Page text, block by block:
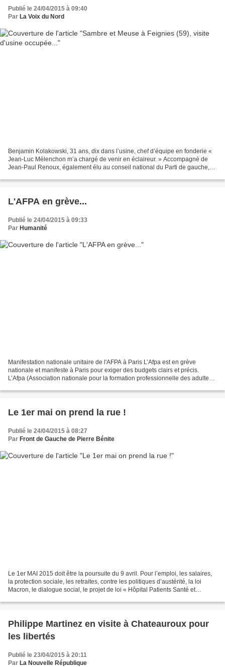
Publié le 24/04/2015 à 09:40
Par La Voix du Nord
Benjamin Kolakowski, 31 ans, dix dans l’usine, chef d’équipe en fonderie «
Jean-Luc Mélenchon m’a chargé de venir en éclaireur. » Accompagné de
Jean-Paul Renoux, également élu au conseil national du Parti de gauche,
L'AFPA en grève...
Publié le 24/04/2015 à 09:33
Par Humanité
Manifestation nationale unitaire de l'AFPA à Paris L’Afpa est en grève
nationale et manifeste à Paris pour exiger des budgets clairs et précis.
L’Afpa (Association nationale pour la formation professionnelle des adultes)
Le 1er mai on prend la rue !
Publié le 24/04/2015 à 08:27
Par Front de Gauche de Pierre Bénite
Le 1er MAI 2015 doit être la poursuite du 9 avril. Pour l’emploi, les salaires,
la protection sociale, les retraites, contre les politiques d’austérité, la loi
Macron, le dialogue social, le projet de loi « Hôpital Patients Santé et
Philippe Martinez en visite à Chateauroux pour
les libertés
Publié le 23/04/2015 à 20:11
Par La Nouvelle République